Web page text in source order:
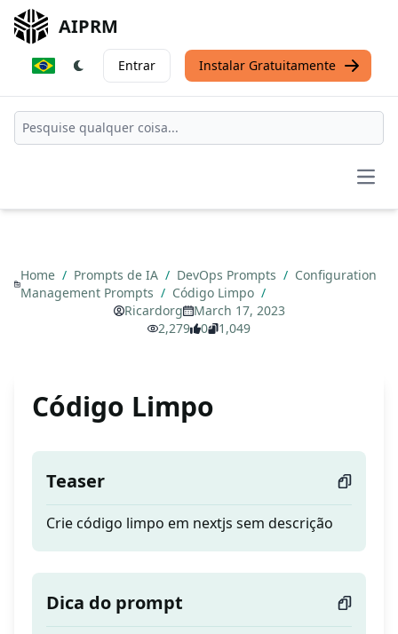
AIPRM
Entrar Instalar Gratuitamente
Home / Prompts de IA / DevOps Prompts / Configuration
Management Prompts / Código Limpo /
Ricardorg
March 17, 2023
2,279
0 1,049
Código Limpo
Teaser
Crie código limpo em nextjs sem descrição
Dica do prompt